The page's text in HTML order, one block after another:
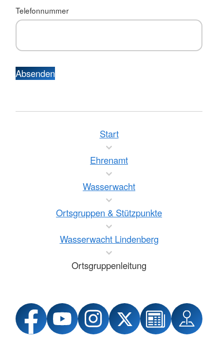
Telefonnummer
Absenden
Start
Ehrenamt
Wasserwacht
Ortsgruppen & Stützpunkte
Wasserwacht Lindenberg
Ortsgruppenleitung